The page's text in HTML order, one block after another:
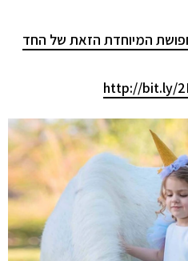
המיוחדת הזאת של החד
http://bit.ly/